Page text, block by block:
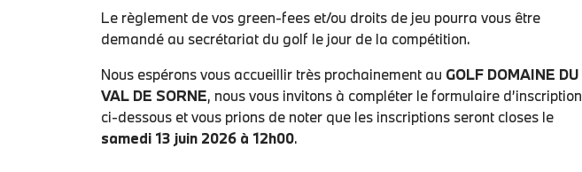
Le règlement de vos green-fees et/ou droits de jeu pourra vous être
demandé au secrétariat du golf le jour de la compétition.
Nous espérons vous accueillir très prochainement au GOLF DOMAINE DU
VAL DE SORNE, nous vous invitons à compléter le formulaire d’inscription
ci-dessous et vous prions de noter que les inscriptions seront closes le
samedi 13 juin 2026 à 12h00.